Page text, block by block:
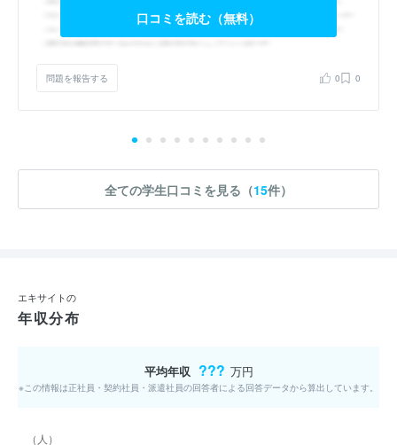
口コミを読む（無料）
問題を報告する 0 0
全ての学生口コミを見る（15件）
エキサイトの
年収分布
平均年収 ??? 万円
※この情報は正社員・契約社員・派遣社員の回答者による回答データから算出しています。
（人）